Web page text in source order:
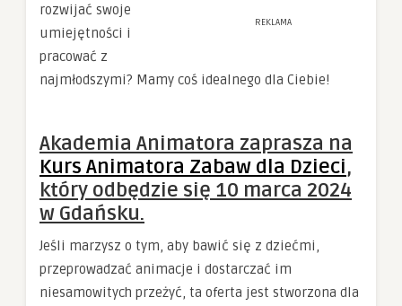
REKLAMA
rozwijać swoje
umiejętności i
pracować z
najmłodszymi? Mamy coś idealnego dla Ciebie!
Akademia Animatora zaprasza na
Kurs Animatora Zabaw dla Dzieci,
który odbędzie się 10 marca 2024
w Gdańsku.
Jeśli marzysz o tym, aby bawić się z dziećmi,
przeprowadzać animacje i dostarczać im
niesamowitych przeżyć, ta oferta jest stworzona dla